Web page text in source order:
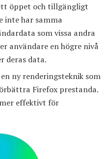
öppet och tillgängligt
inte har samma
som vissa andra
användare en högre nivå
deras data.
ny renderingsteknik som
Firefox prestanda.
mer effektivt för